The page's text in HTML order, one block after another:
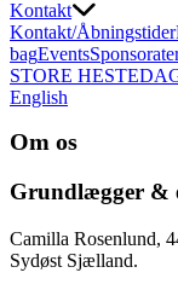
Kontakt
Kontakt/Åbningstider
bagEvents
STORE
English
Om os
Grundlægger &
Camilla Rosenlund,
Sydøst Sjælland.